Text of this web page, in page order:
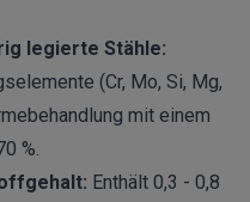
legierte Stähle:
(Cr, Mo, Si, Mg,
mit einem
%.
Enthält 0,3 - 0,8